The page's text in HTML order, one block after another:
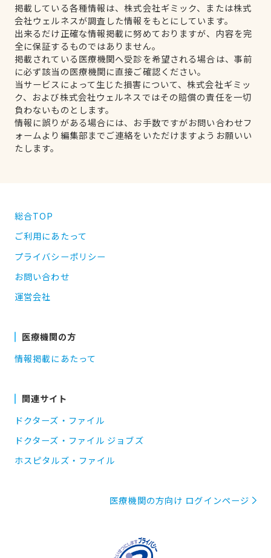
掲載している各種情報は、株式会社ギミック、または株式
会社ウェルネスが調査した情報をもとにしています。
出来るだけ正確な情報掲載に努めておりますが、内容を完
全に保証するものではありません。
掲載されている医療機関へ受診を希望される場合は、事前
に必ず該当の医療機関に直接ご確認ください。
当サービスによって生じた損害について、株式会社ギミッ
ク、および株式会社ウェルネスではその賠償の責任を一切
負わないものとします。
情報に誤りがある場合には、お手数ですがお問い合わせフ
ォームより編集部までご連絡をいただけますようお願いい
たします。
総合TOP
ご利用にあたって
プライバシーポリシー
お問い合わせ
運営会社
医療機関の方
情報掲載にあたって
関連サイト
ドクターズ・ファイル
ドクターズ・ファイル ジョブズ
ホスピタルズ・ファイル
医療機関の方向け ログインページ